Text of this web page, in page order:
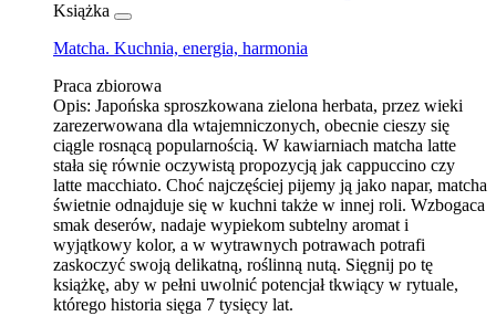
Książka
Matcha. Kuchnia, energia, harmonia
Praca zbiorowa
Opis: Japońska sproszkowana zielona herbata, przez wieki
zarezerwowana dla wtajemniczonych, obecnie cieszy się
ciągle rosnącą popularnością. W kawiarniach matcha latte
stała się równie oczywistą propozycją jak cappuccino czy
latte macchiato. Choć najczęściej pijemy ją jako napar, matcha
świetnie odnajduje się w kuchni także w innej roli. Wzbogaca
smak deserów, nadaje wypiekom subtelny aromat i
wyjątkowy kolor, a w wytrawnych potrawach potrafi
zaskoczyć swoją delikatną, roślinną nutą. Sięgnij po tę
książkę, aby w pełni uwolnić potencjał tkwiący w rytuale,
którego historia sięga 7 tysięcy lat.